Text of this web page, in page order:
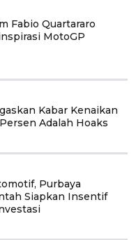
Fabio Quartararo
MotoGP
Kabar Kenaikan
Adalah Hoaks
Purbaya
Siapkan Insentif